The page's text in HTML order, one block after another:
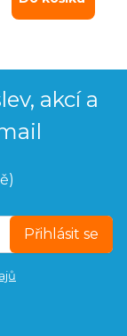
akcí a
Přihlásit se